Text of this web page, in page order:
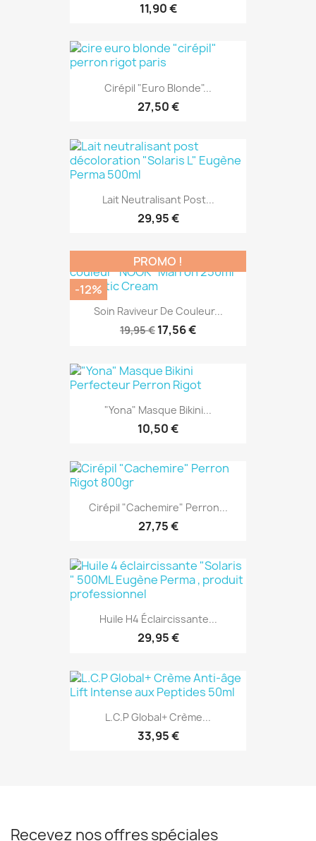
11,90 €
Cirépil "euro Blonde"...
27,50 €
Lait Neutralisant Post...
29,95 €
Soin Raviveur De Couleur...
19,95 € 17,56 €
PROMO !
-12%
"Yona" Masque Bikini...
10,50 €
Cirépil "Cachemire" Perron...
27,75 €
Huile H4 Éclaircissante...
29,95 €
L.C.P Global+ Crème...
33,95 €
Recevez nos offres spéciales